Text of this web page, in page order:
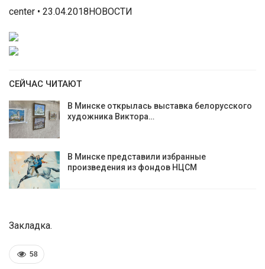
center • 23.04.2018НОВОСТИ
СЕЙЧАС ЧИТАЮТ
В Минске открылась выставка белорусского
художника Виктора…
В Минске представили избранные
произведения из фондов НЦСМ
Закладка.
58